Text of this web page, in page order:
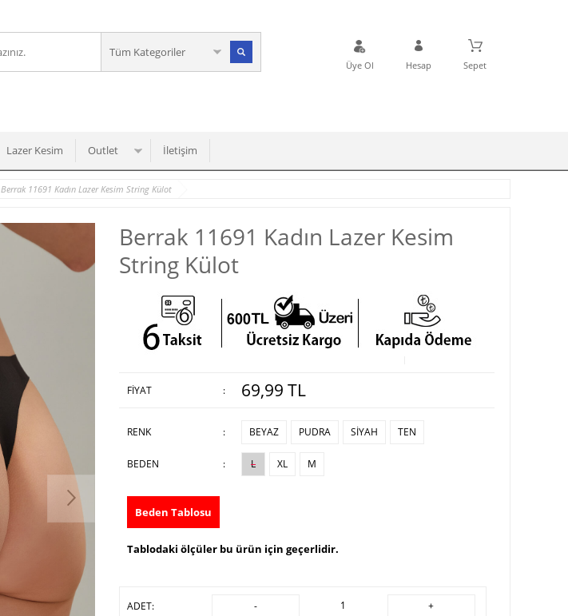
Sepet
Hesap
Üye Ol
Lazer Kesim Outlet İletişim
Berrak 11691 Kadın Lazer Kesim String Külot
Berrak 11691 Kadın Lazer Kesim
String Külot
FIYAT : 69,99 TL
RENK : BEYAZ PUDRA SİYAH TEN
BEDEN : L XL M
Beden Tablosu
Tablodaki ölçüler bu ürün için geçerlidir.
ADET: - +